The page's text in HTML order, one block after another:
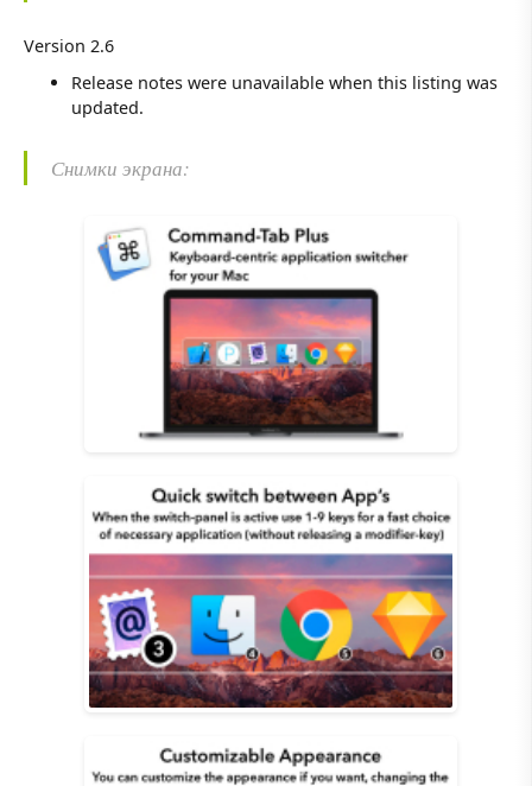
Version 2.6
Release notes were unavailable when this listing was
updated.
Снимки экрана: